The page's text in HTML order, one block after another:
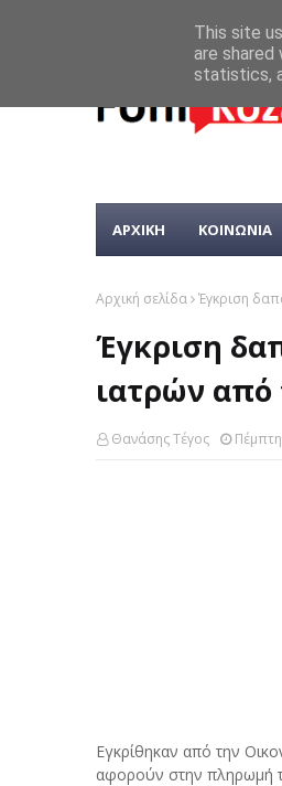
ΑΡΧΙΚΗ ΚΟΙΝΩΝΙΑ
Αρχική σελίδα Έγκριση
Έγκριση
ιατρών από
Θανάσης Τέγος
Εγκρίθηκαν από την
αφορούν στην πληρωμή
This site
are
statistics,